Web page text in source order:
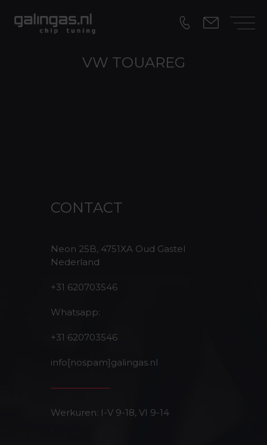
VW TOUAREG
CONTACT
Neon 25B, 4751XA Oud Gastel
Nederland
+31 620703546
Whatsapp:
+31 620703546
info[nospam]galingas.nl
Werkuren: I-V 9-18, VI 9-14